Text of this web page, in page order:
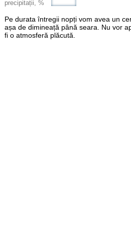
precipitații, %
Pe durata întregii nopți vom avea un
așa de dimineață până seara. Nu vor
fi o atmosferă plăcută.